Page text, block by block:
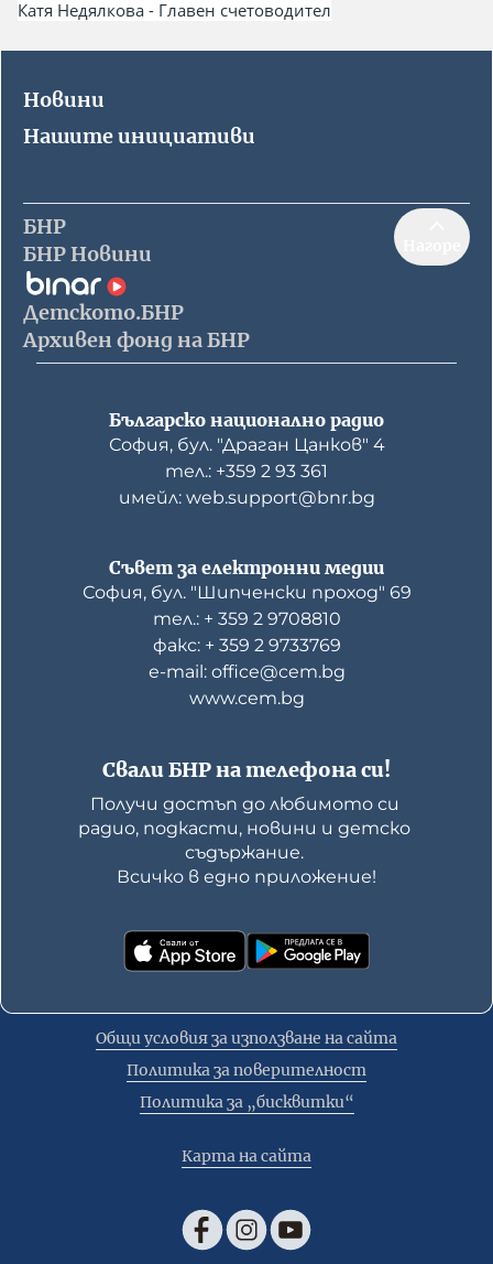
Катя Недялкова - Главен счетоводител
Новини
Нашите инициативи
БНР
БНР Новини
Детското.БНР
Архивен фонд на БНР
Българско национално радио
София, бул. "Драган Цанков" 4
тел.: +359 2 93 361
имейл: web.support@bnr.bg
Свали БНР на телефона си!
Получи достъп до любимото си
радио, подкасти, новини и детско
съдържание.
Всичко в едно приложение!
Съвет за електронни медии
София, бул. "Шипченски проход" 69
тел.: + 359 2 9708810
факс: + 359 2 9733769
е-mail: office@cem.bg
www.cem.bg
Общи условия за използване на сайта
Политика за поверителност
Политика за „бисквитки“
Карта на сайта